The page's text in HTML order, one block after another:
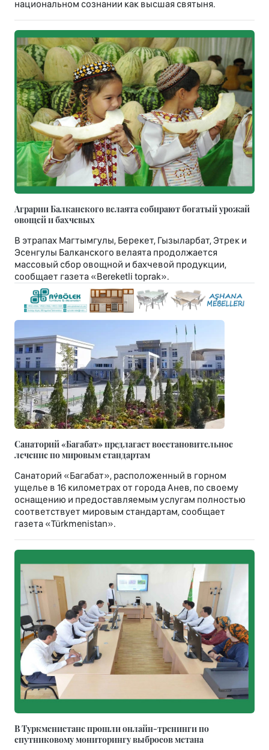
национальном сознании как высшая святыня.
Аграрии Балканского велаята собирают богатый урожай
овощей и бахчевых
В этрапах Магтымгулы, Берекет, Гызыларбат, Этрек и
Эсенгулы Балканского велаята продолжается
массовый сбор овощной и бахчевой продукции,
сообщает газета «Bereketli toprak».
Санаторий «Багабат» предлагает восстановительное
лечение по мировым стандартам
Санаторий «Багабат», расположенный в горном
ущелье в 16 километрах от города Анев, по своему
оснащению и предоставляемым услугам полностью
соответствует мировым стандартам, сообщает
газета «Türkmenistan».
В Туркменистане прошли онлайн-тренинги по
спутниковому мониторингу выбросов метана